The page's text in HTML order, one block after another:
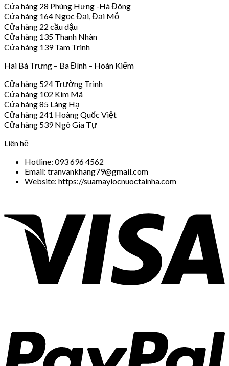
Cửa hàng 28 Phùng Hưng -Hà Đông
Cửa hàng 164 Ngọc Đại, Đại Mỗ
Cửa hàng 22 cầu dậu
Cửa hàng 135 Thanh Nhàn
Cửa hàng 139 Tam Trinh
Hai Bà Trưng – Ba Đình – Hoàn Kiếm
Cửa hàng 524 Trường Trinh
Cửa hàng 102 Kim Mã
Cửa hàng 85 Láng Hạ
Cửa hàng 241 Hoàng Quốc Việt
Cửa hàng 539 Ngô Gia Tự
Liên hệ
Hotline: 093 696 4562
Email: tranvankhang79@gmail.com
Website: https://suamaylocnuoctainha.com